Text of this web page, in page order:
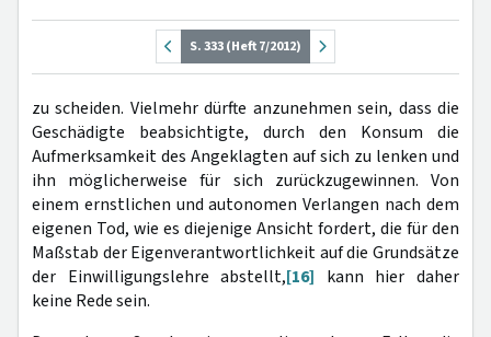
S. 333 (Heft 7/2012)
zu scheiden. Vielmehr dürfte anzunehmen sein, dass die
Geschädigte beabsichtigte, durch den Konsum die
Aufmerksamkeit des Angeklagten auf sich zu lenken und
ihn möglicherweise für sich zurückzugewinnen. Von
einem ernstlichen und autonomen Verlangen nach dem
eigenen Tod, wie es diejenige Ansicht fordert, die für den
Maßstab der Eigenverantwortlichkeit auf die Grundsätze
der Einwilligungslehre abstellt,[16] kann hier daher
keine Rede sein.